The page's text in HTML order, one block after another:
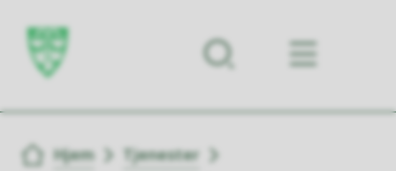
Forsiden
Du er her:
Hjem
Tjenester